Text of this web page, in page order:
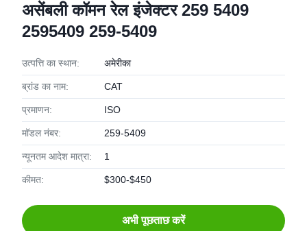
असेंबली कॉमन रेल इंजेक्टर 259 5409
2595409 259-5409
उत्पत्ति का स्थान: अमेरीका
ब्रांड का नाम: CAT
प्रमाणन: ISO
मॉडल नंबर: 259-5409
न्यूनतम आदेश मात्रा: 1
कीमत: $300-$450
अभी पूछताछ करें